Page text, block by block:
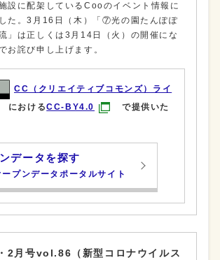
設に配架しているCooのイベント情報に
た。3月16日（木）「⑦光の園たんぽぽ
」は正しくは3月14日（火）の開催にな
お詫び申し上げます。
CC（クリエイティブコモンズ）ライ
におけるCC-BY4.0
で提供いた
データを探す
プンデータポータルサイト
2月号vol.86（新型コロナウイルス